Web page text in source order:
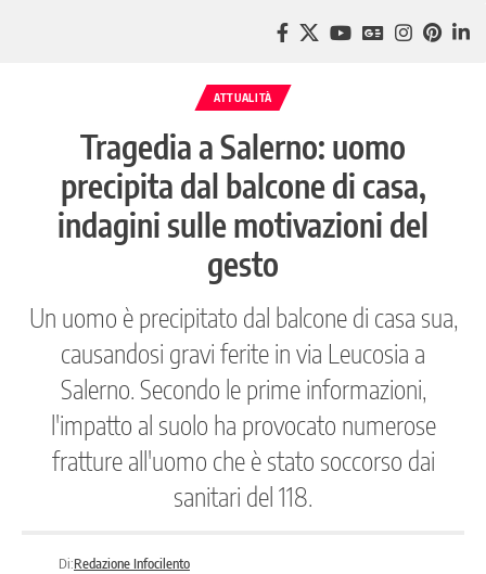
ATTUALITÀ
Tragedia a Salerno: uomo
precipita dal balcone di casa,
indagini sulle motivazioni del
gesto
Un uomo è precipitato dal balcone di casa sua,
causandosi gravi ferite in via Leucosia a
Salerno. Secondo le prime informazioni,
l'impatto al suolo ha provocato numerose
fratture all'uomo che è stato soccorso dai
sanitari del 118.
Di:Redazione Infocilento